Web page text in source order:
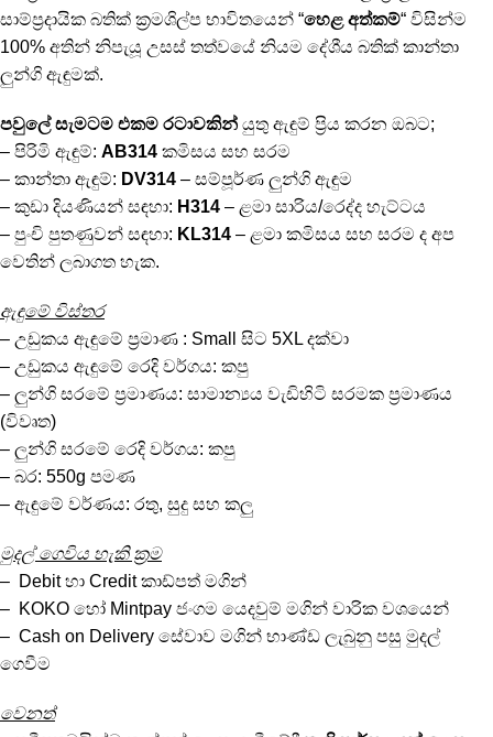
සාම්ප්‍රදායික බතික් ක්‍රමශිල්ප භාවිතයෙන් “හෙළ අත්කම්“ විසින්ම
100% අතින් නිපැයූ උසස් තත්වයේ නියම දේශීය බතික් කාන්තා
ලුන්ගි ඇඳුමක්.
පවුලේ සැමටම එකම රටාවකින් යුතු ඇඳුම් ප්‍රිය කරන ඔබට;
– පිරිමි ඇඳුම්: AB314 කමිසය සහ සරම
– කාන්තා ඇඳුම්: DV314 – සම්පූර්ණ ලුන්ගි ඇඳුම
– කුඩා දියණියන් සඳහා: H314 – ළමා සාරිය/රෙද්ද හැට්ටය
– පුංචි පුතණුවන් සඳහා: KL314 – ළමා කමිසය සහ සරම ද අප
වෙතින් ලබාගත හැක.
ඇඳුමේ විස්තර
– උඩුකය ඇඳුමේ ප්‍රමාණ : Small සිට 5XL දක්වා
– උඩුකය ඇඳුමේ රෙදි වර්ගය: කපු
– ලුන්ගි සරමේ ප්‍රමාණය: සාමාන්‍යය වැඩිහිටි සරමක ප්‍රමාණය
(විවෘත)
– ලුන්ගි සරමේ රෙදි වර්ගය: කපු
– බර: 550g පමණ
– ඇඳුමේ වර්ණය: රතු, සුදු සහ කලු
මුදල් ගෙවිය හැකි ක්‍රම
– Debit හා Credit කාඩ්පත් මගින්
– KOKO හෝ Mintpay ජංගම යෙදවුම් මගින් වාරික වශයෙන්
– Cash on Delivery සේවාව මගින් භාණ්ඩ ලැබුනු පසු මුදල්
ගෙවීම
වෙනත්